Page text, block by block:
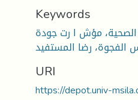
Keywords
الصحية، مؤش ا رت جودة
URI
https://depot.univ-